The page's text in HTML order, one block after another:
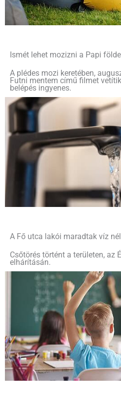
Ismét lehet mozizni a Papi
A plédes mozi keretében,
Futni mentem című filmet
belépés ingyenes.
A Fő utca lakói maradtak víz
Csőtörés történt a területen, az
elhárításán.